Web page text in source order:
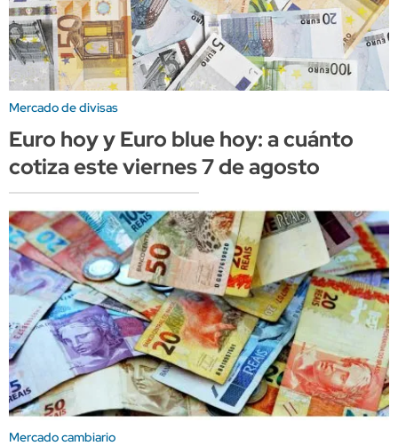
Mercado de divisas
Euro hoy y Euro blue hoy: a cuánto
cotiza este viernes 7 de agosto
Mercado cambiario